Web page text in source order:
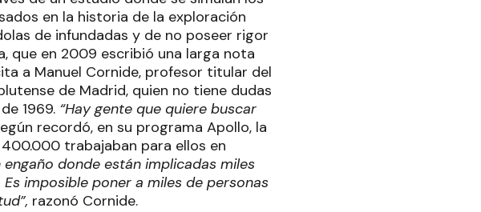
en la historia de la exploración
de infundadas y de no poseer rigor
que en 2009 escribió una larga nota
a Manuel Cornide, profesor titular del
de Madrid, quien no tiene dudas
1969. “Hay gente que quiere buscar
recordó, en su programa Apollo, la
trabajaban para ellos en
donde están implicadas miles
imposible poner a miles de personas
razonó Cornide.